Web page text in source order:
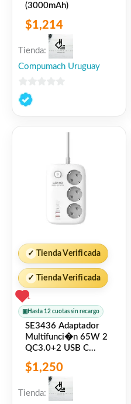
(3000mAh)
$1,214
Tienda:
Compumach Uruguay
0
de
✓ Tienda Verificada
✓ Tienda Verificada
1
▣ Hasta 12 cuotas sin recargo
SE3436 Adaptador
Multifunci�n 65W 2
QC3.0+2 USB C
PD+3 Enchufes Carga
R�pida Blanco
LDNIO
$1,250
Tienda: